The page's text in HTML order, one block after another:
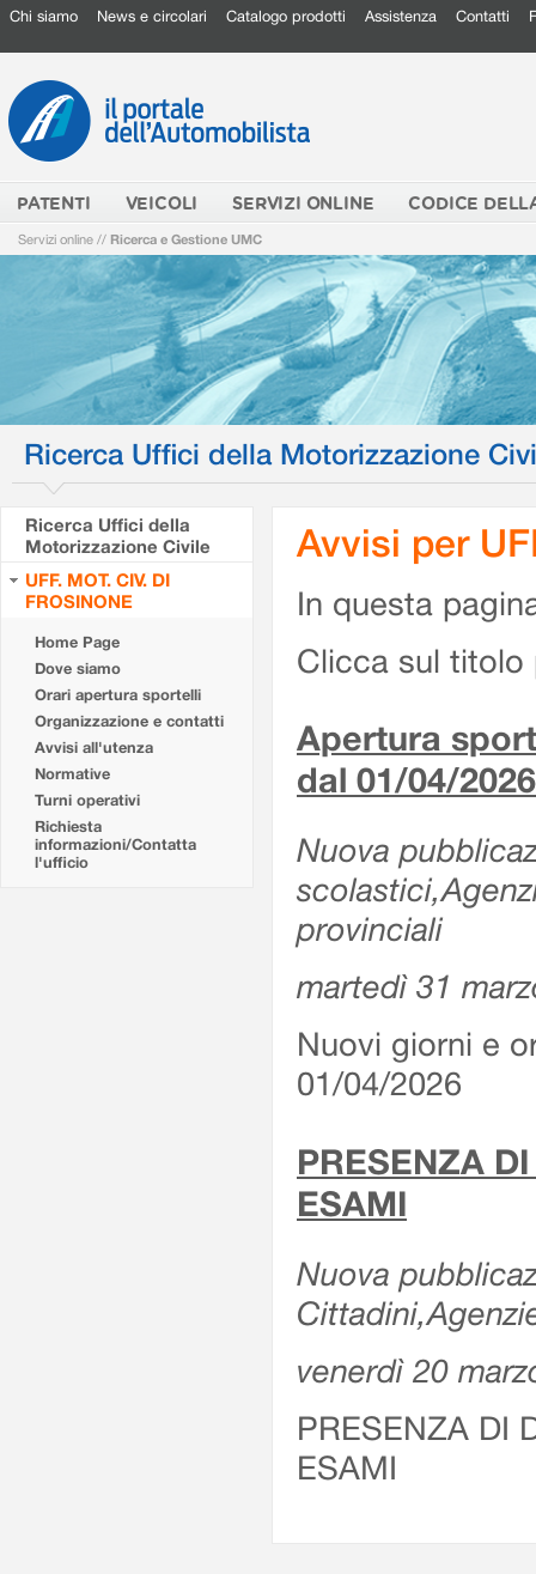
Chi siamo News e circolari Catalogo prodotti Assistenza Contatti
PATENTI VEICOLI SERVIZI ONLINE CODICE
Servizi online // Ricerca e Gestione UMC
Ricerca Uffici della Motorizzazione
Ricerca Uffici della
Motorizzazione Civile
UFF. MOT. CIV. DI
FROSINONE
Home Page
Dove siamo
Orari apertura sportelli
Organizzazione e contatti
Avvisi all'utenza
Normative
Turni operativi
Richiesta
informazioni/Contatta
l'ufficio
Avvisi per
In questa
Clicca sul titolo
Apertura
dal 01/04/2026
Nuova
provinciali
martedì 31
Nuovi giorni e
01/04/2026
PRESENZA
ESAMI
Nuova
venerdì 20
PRESENZA DI
ESAMI